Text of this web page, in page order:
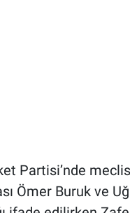
Partisi’nde
Ömer Buruk ve